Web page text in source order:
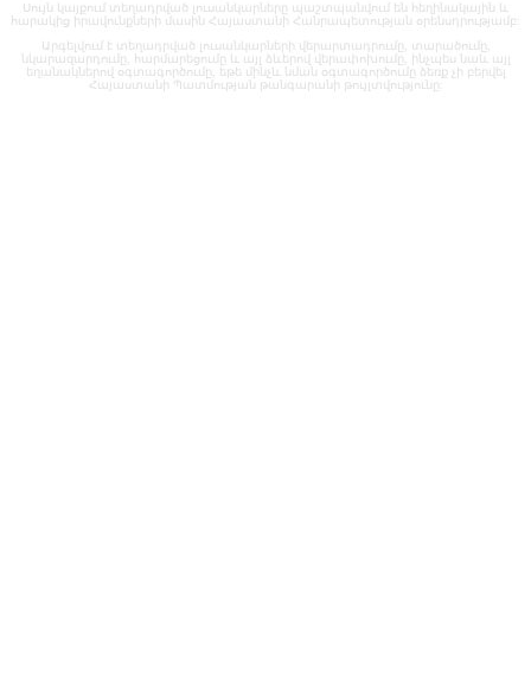
Սույն կայքում տեղադրված լուսանկարները պաշտպանվում են հեղինակային և
հարակից իրավունքների մասին Հայաստանի Հանրապետության օրենսդրությամբ:
Արգելվում է տեղադրված լուսանկարների վերարտադրումը, տարածումը,
նկարազարդումը, հարմարեցումը և այլ ձևերով վերափոխումը, ինչպես նաև այլ
եղանակներով օգտագործումը, եթե մինչև նման օգտագործումը ձեռք չի բերվել
Հայաստանի Պատմության թանգարանի թույլտվությունը: